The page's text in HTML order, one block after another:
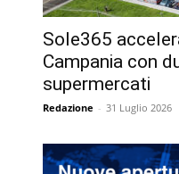
Sole365
Campania con
supermercati
Redazione - 31 Luglio 2026